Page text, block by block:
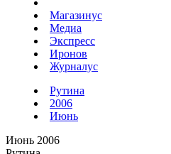
Магазинус
Медиа
Экспресс
Иронов
Журналус
Рутина
2006
Июнь
Июнь 2006